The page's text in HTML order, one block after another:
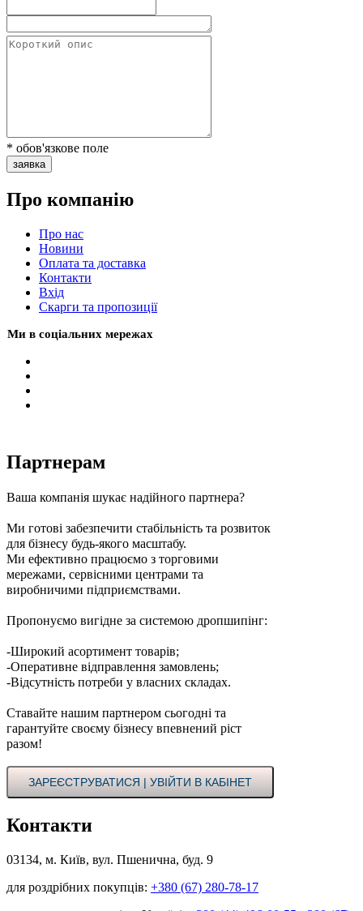
* обов'язкове поле
заявка
Про компанію
Про нас
Новини
Оплата та доставка
Контакти
Вхiд
Скарги та пропозиції
Ми в соціальних мережах
Партнерам
Ваша компанія шукає надійного партнера?
Ми готові забезпечити стабільність та розвиток
для бізнесу будь-якого масштабу.
Ми ефективно працюємо з торговими
мережами, сервісними центрами та
виробничими підприємствами.
Пропонуємо вигідне за системою дропшипінг:
-Широкий асортимент товарів;
-Оперативне відправлення замовлень;
-Відсутність потреби у власних складах.
Ставайте нашим партнером сьогодні та
гарантуйте своєму бізнесу впевнений ріст
разом!
ЗАРЕЄСТРУВАТИСЯ | УВІЙТИ В КАБІНЕТ
Контакти
03134, м. Київ, вул. Пшенична, буд. 9
для роздрібних покупців: +380 (67) 280-78-17